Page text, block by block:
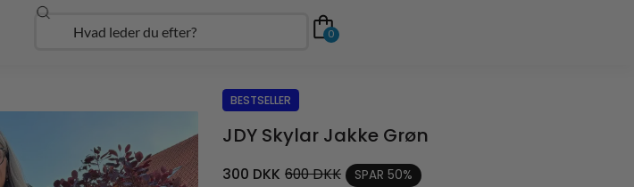
Søg 0
BESTSELLER
JDY Skylar Jakke Grøn
300 DKK 600DKK SPAR 50%